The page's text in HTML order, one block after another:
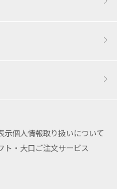
示個人情報取り扱いについて
ト・大口ご注文サービス